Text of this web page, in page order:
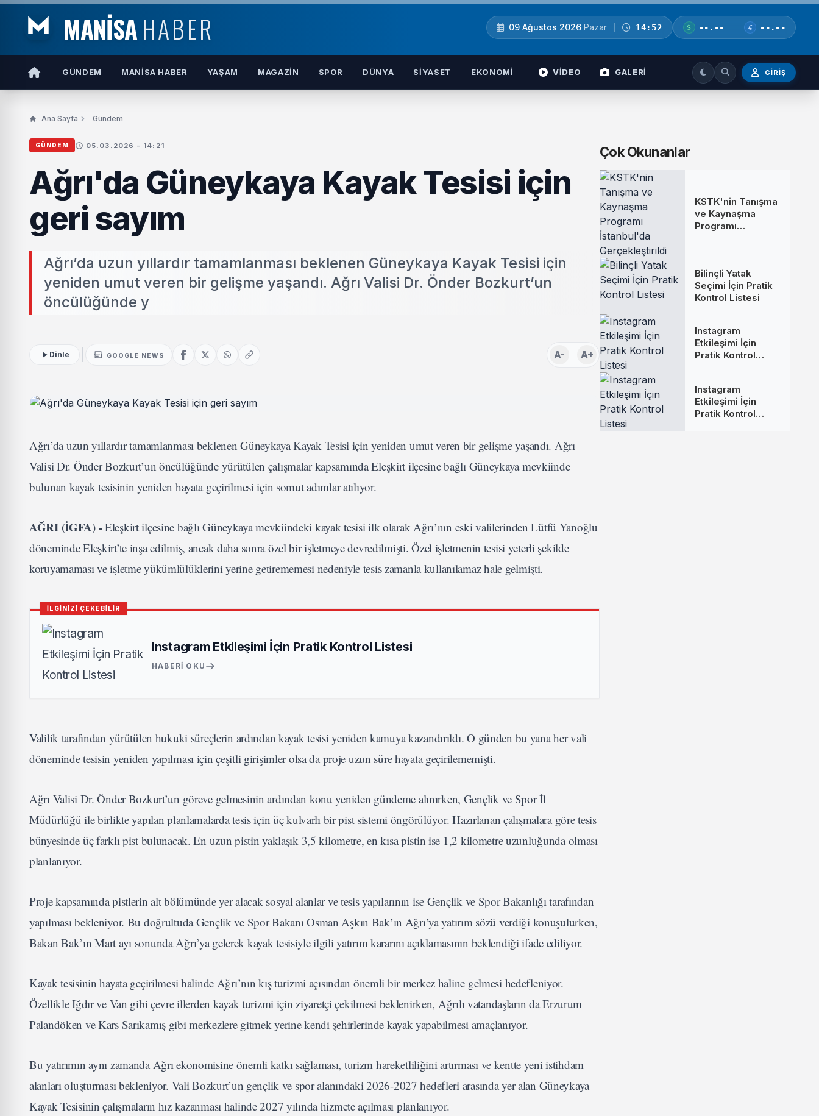
MANİSAHABER 09 Ağustos 2026 Pazar 14:52 --.-- --.--
GÜNDEM MANISA HABER YAŞAM MAGAZIN SPOR DÜNYA SIYASET EKONOMI VİDEO GALERİ GIRIŞ
Ana Sayfa Gündem
GÜNDEM 05.03.2026 - 14:21
Ağrı'da Güneykaya Kayak Tesisi için
geri sayım
Ağrı’da uzun yıllardır tamamlanması beklenen Güneykaya Kayak Tesisi için
yeniden umut veren bir gelişme yaşandı. Ağrı Valisi Dr. Önder Bozkurt’un
öncülüğünde y
Dinle GOOGLE NEWS A- A+
Ağrı’da uzun yıllardır tamamlanması beklenen Güneykaya Kayak Tesisi için yeniden umut veren bir gelişme yaşandı. Ağrı
Valisi Dr. Önder Bozkurt’un öncülüğünde yürütülen çalışmalar kapsamında Eleşkirt ilçesine bağlı Güneykaya mevkiinde
bulunan kayak tesisinin yeniden hayata geçirilmesi için somut adımlar atılıyor.
AĞRI (İGFA) -Eleşkirt ilçesine bağlı Güneykaya mevkiindeki kayak tesisi ilk olarak Ağrı’nın eski valilerinden Lütfü Yanoğlu
döneminde Eleşkirt’te inşa edilmiş, ancak daha sonra özel bir işletmeye devredilmişti. Özel işletmenin tesisi yeterli şekilde
koruyamaması ve işletme yükümlülüklerini yerine getirememesi nedeniyle tesis zamanla kullanılamaz hale gelmişti.
İLGİNİZİ ÇEKEBİLİR
Instagram Etkileşimi İçin Pratik Kontrol Listesi
HABERI OKU
Valilik tarafından yürütülen hukuki süreçlerin ardından kayak tesisi yeniden kamuya kazandırıldı. O günden bu yana her vali
döneminde tesisin yeniden yapılması için çeşitli girişimler olsa da proje uzun süre hayata geçirilememişti.
Ağrı Valisi Dr. Önder Bozkurt’un göreve gelmesinin ardından konu yeniden gündeme alınırken, Gençlik ve Spor İl
Müdürlüğü ile birlikte yapılan planlamalarda tesis için üç kulvarlı bir pist sistemi öngörülüyor. Hazırlanan çalışmalara göre tesis
bünyesinde üç farklı pist bulunacak. En uzun pistin yaklaşık 3,5 kilometre, en kısa pistin ise 1,2 kilometre uzunluğunda olması
planlanıyor.
Proje kapsamında pistlerin alt bölümünde yer alacak sosyal alanlar ve tesis yapılarının ise Gençlik ve Spor Bakanlığı tarafından
yapılması bekleniyor. Bu doğrultuda Gençlik ve Spor Bakanı Osman Aşkın Bak’ın Ağrı’ya yatırım sözü verdiği konuşulurken,
Bakan Bak’ın Mart ayı sonunda Ağrı’ya gelerek kayak tesisiyle ilgili yatırım kararını açıklamasının beklendiği ifade ediliyor.
Kayak tesisinin hayata geçirilmesi halinde Ağrı’nın kış turizmi açısından önemli bir merkez haline gelmesi hedefleniyor.
Özellikle Iğdır ve Van gibi çevre illerden kayak turizmi için ziyaretçi çekilmesi beklenirken, Ağrılı vatandaşların da Erzurum
Palandöken ve Kars Sarıkamış gibi merkezlere gitmek yerine kendi şehirlerinde kayak yapabilmesi amaçlanıyor.
Bu yatırımın aynı zamanda Ağrı ekonomisine önemli katkı sağlaması, turizm hareketliliğini artırması ve kentte yeni istihdam
alanları oluşturması bekleniyor. Vali Bozkurt’un gençlik ve spor alanındaki 2026-2027 hedefleri arasında yer alan Güneykaya
Kayak Tesisinin çalışmaların hız kazanması halinde 2027 yılında hizmete açılması planlanıyor.
Çok Okunanlar
KSTK'nin Tanışma
ve Kaynaşma
Programı
Bilinçli Yatak
Seçimi İçin Pratik
Kontrol Listesi
Instagram
Etkileşimi İçin
Pratik Kontrol
Instagram
Etkileşimi İçin
Pratik Kontrol